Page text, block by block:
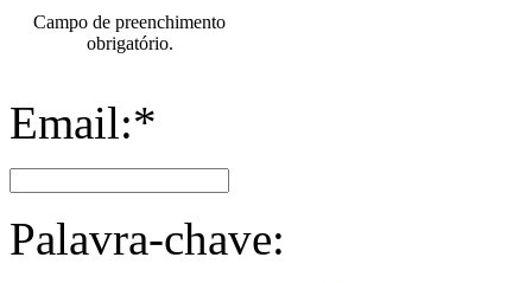
Campo de preenchimento
obrigatório.
Email:*
Palavra-chave: